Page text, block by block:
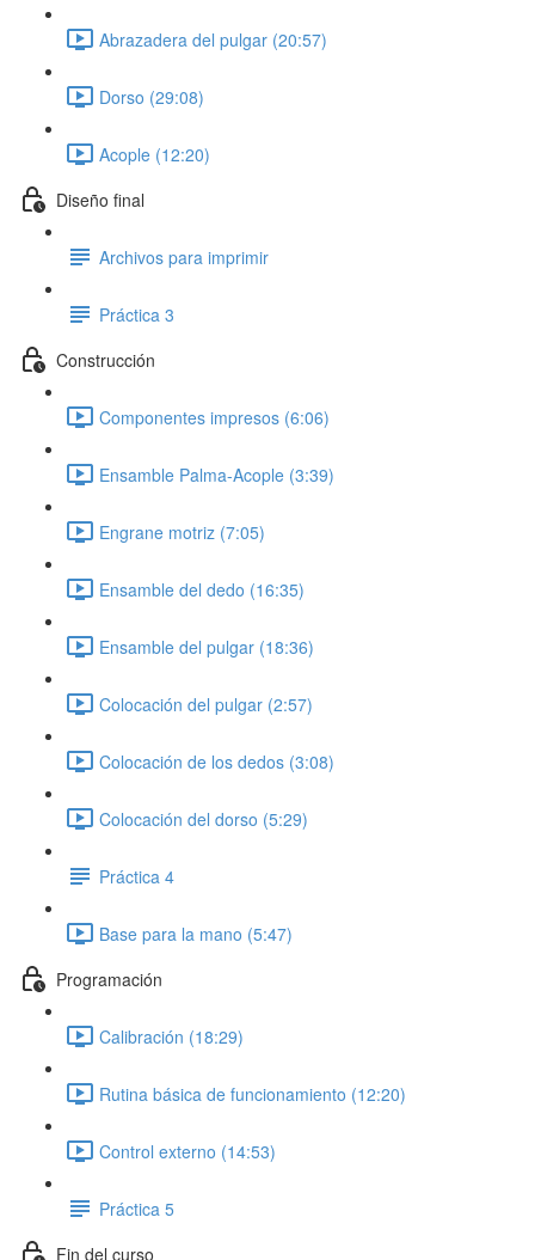
Abrazadera del pulgar (20:57)
Dorso (29:08)
Acople (12:20)
Diseño final
Archivos para imprimir
Práctica 3
Construcción
Componentes impresos (6:06)
Ensamble Palma-Acople (3:39)
Engrane motriz (7:05)
Ensamble del dedo (16:35)
Ensamble del pulgar (18:36)
Colocación del pulgar (2:57)
Colocación de los dedos (3:08)
Colocación del dorso (5:29)
Práctica 4
Base para la mano (5:47)
Programación
Calibración (18:29)
Rutina básica de funcionamiento (12:20)
Control externo (14:53)
Práctica 5
Fin del curso